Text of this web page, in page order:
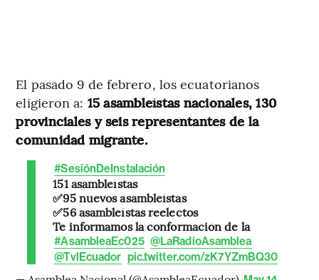
El pasado 9 de febrero, los ecuatorianos
eligieron a: 15 asambleístas nacionales, 130
provinciales y seis representantes de la
comunidad migrante.
#SesiónDeInstalación
151 asambleístas
✅95 nuevos asambleístas
✅56 asambleístas reelectos
Te informamos la conformación de la
#AsambleaEc025 @LaRadioAsamblea
@TvlEcuador pic.twitter.com/zK7YZmBQ30